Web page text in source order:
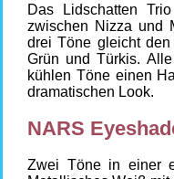
Das Lidschatten
zwischen Nizza und
drei Töne gleicht
Grün und Türkis.
kühlen Töne einen
dramatischen Look.
NARS
Zwei Töne in einer